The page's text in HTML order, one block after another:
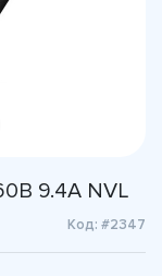
9.4А NVL
Код: #2347